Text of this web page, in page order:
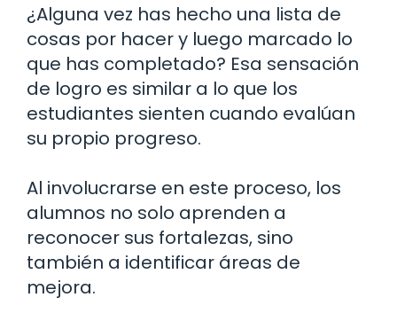
¿Alguna vez has hecho una lista de
cosas por hacer y luego marcado lo
que has completado? Esa sensación
de logro es similar a lo que los
estudiantes sienten cuando evalúan
su propio progreso.
Al involucrarse en este proceso, los
alumnos no solo aprenden a
reconocer sus fortalezas, sino
también a identificar áreas de
mejora.